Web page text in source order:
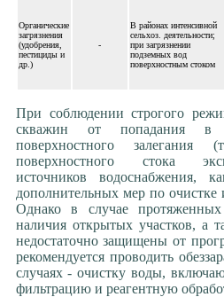
Органические
загрязнения
(удобрения,
пестициды и
др.)
-
В районах интенсивной
сельхоз. деятельности;
при загрязнении
подземных вод
поверхностным стоком
При соблюдении строгого
скважин от попадания
поверхностного
поверхностного стока
источников водоснабжения,
дополнительных мер по
Однако в случае протяженных
наличия открытых участков, а
недостаточно защищены от
рекомендуется проводить
случаях - очистку воды,
фильтрацию и реагентную